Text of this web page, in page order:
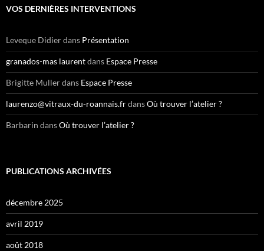
e
h
e
r
:
VOS DERNIÈRES INTERVENTIONS
Leveque Didierdans Présentation
granados-mas laurentdans Espace Presse
Brigitte Mullerdans Espace Presse
laurenzo@vitraux-du-roannais.frdansOù trouver l’atelier ?
Barbarin dansOù trouver l’atelier ?
PUBLICATIONS ARCHIVÉES
décembre 2025
avril 2019
août 2018